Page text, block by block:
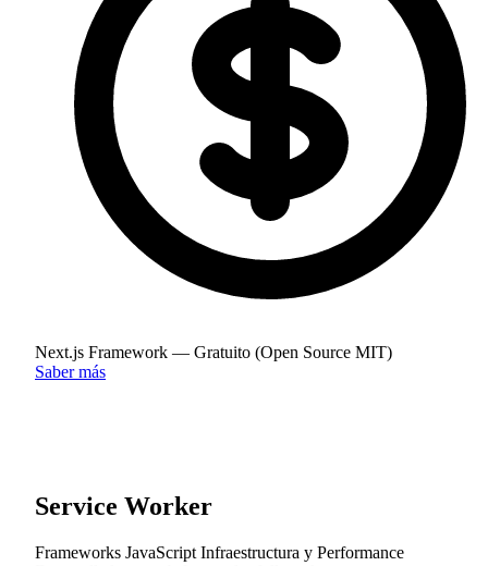
Next.js Framework — Gratuito (Open Source MIT)
Saber más
Service Worker
Frameworks JavaScript Infraestructura y Performance